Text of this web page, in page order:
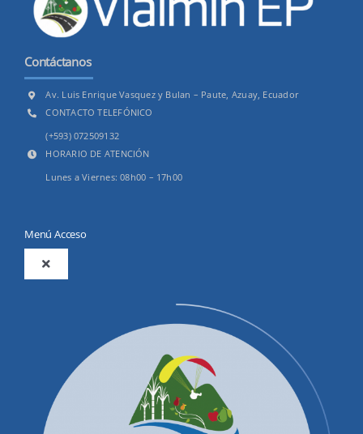
Contáctanos
Av. Luis Enrique Vasquez y Bulan – Paute, Azuay, Ecuador
CONTACTO TELEFÓNICO
(+593) 072509132
HORARIO DE ATENCIÓN
Lunes a Viernes: 08h00 – 17h00
Menú Acceso
Toggle
Productos y Servicios
Convocatorias Precalificación